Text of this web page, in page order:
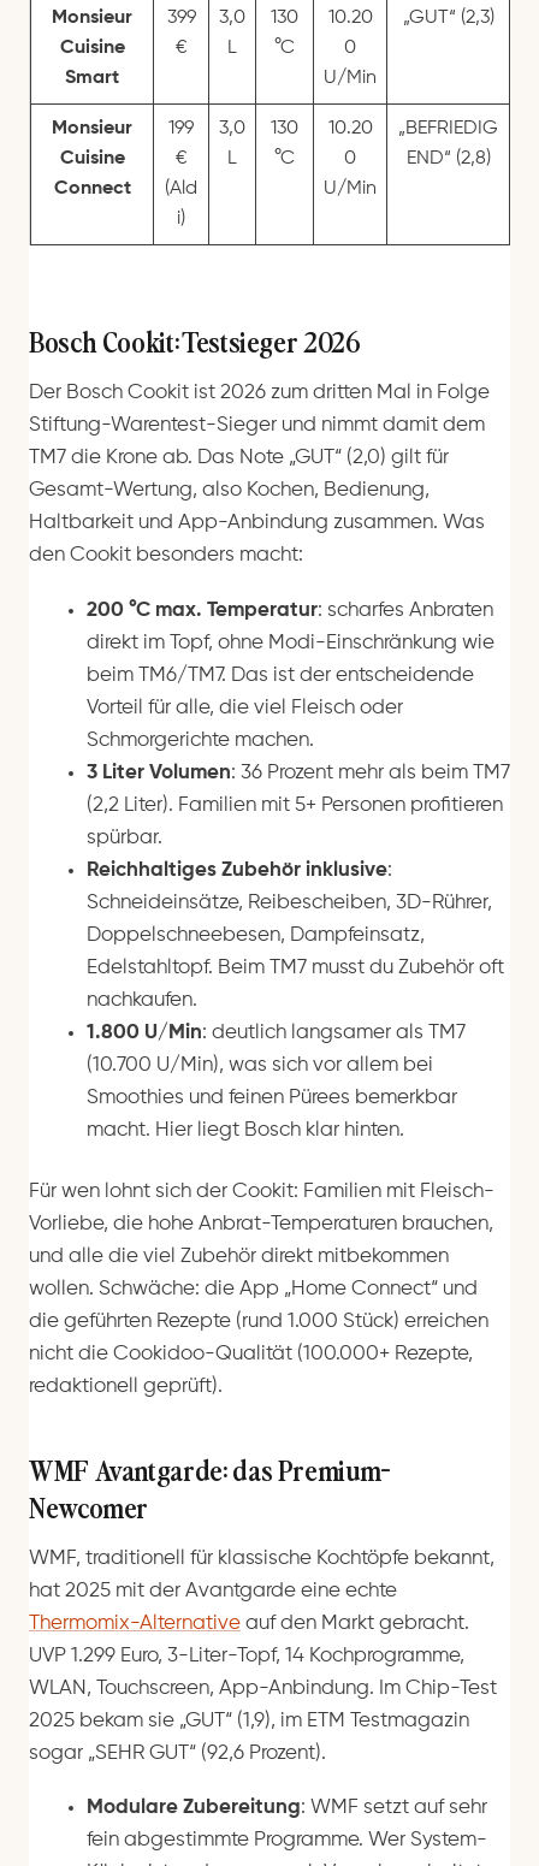
Monsieur
Cuisine
Smart
399
€
3,0
L
130
°C
10.20
0
U/Min
„GUT“ (2,3)
Monsieur
Cuisine
Connect
199
€
(Ald
i)
3,0
L
130
°C
10.20
0
U/Min
„BEFRIEDIG
END“ (2,8)
Bosch Cookit: Testsieger 2026
Der Bosch Cookit ist 2026 zum dritten Mal in Folge
Stiftung-Warentest-Sieger und nimmt damit dem
TM7 die Krone ab. Das Note „GUT“ (2,0) gilt für
Gesamt-Wertung, also Kochen, Bedienung,
Haltbarkeit und App-Anbindung zusammen. Was
den Cookit besonders macht:
200 °C max. Temperatur: scharfes Anbraten
direkt im Topf, ohne Modi-Einschränkung wie
beim TM6/TM7. Das ist der entscheidende
Vorteil für alle, die viel Fleisch oder
Schmorgerichte machen.
3 Liter Volumen: 36 Prozent mehr als beim TM7
(2,2 Liter). Familien mit 5+ Personen profitieren
spürbar.
Reichhaltiges Zubehör inklusive:
Schneideinsätze, Reibescheiben, 3D-Rührer,
Doppelschneebesen, Dampfeinsatz,
Edelstahltopf. Beim TM7 musst du Zubehör oft
nachkaufen.
1.800 U/Min: deutlich langsamer als TM7
(10.700 U/Min), was sich vor allem bei
Smoothies und feinen Pürees bemerkbar
macht. Hier liegt Bosch klar hinten.
Für wen lohnt sich der Cookit: Familien mit Fleisch-
Vorliebe, die hohe Anbrat-Temperaturen brauchen,
und alle die viel Zubehör direkt mitbekommen
wollen. Schwäche: die App „Home Connect“ und
die geführten Rezepte (rund 1.000 Stück) erreichen
nicht die Cookidoo-Qualität (100.000+ Rezepte,
redaktionell geprüft).
WMF Avantgarde: das Premium-
Newcomer
WMF, traditionell für klassische Kochtöpfe bekannt,
hat 2025 mit der Avantgarde eine echte
Thermomix-Alternative auf den Markt gebracht.
UVP 1.299 Euro, 3-Liter-Topf, 14 Kochprogramme,
WLAN, Touchscreen, App-Anbindung. Im Chip-Test
2025 bekam sie „GUT“ (1,9), im ETM Testmagazin
sogar „SEHR GUT“ (92,6 Prozent).
Modulare Zubereitung: WMF setzt auf sehr
fein abgestimmte Programme. Wer System-